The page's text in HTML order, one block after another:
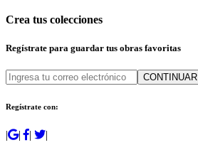
Crea tus colecciones
Regístrate para guardar tus obras favoritas
CONTINUAR
Regístrate con:
| | | |